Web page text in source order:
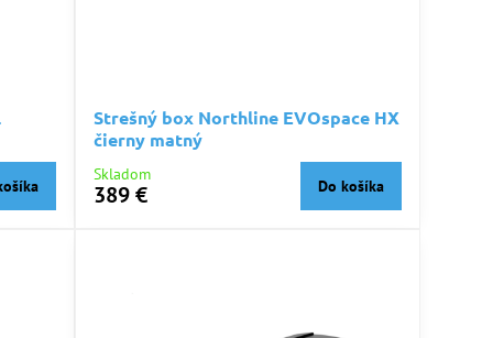
Strešný box Northline EVOspace HX
čierny matný
Skladom
389 € Do košíka